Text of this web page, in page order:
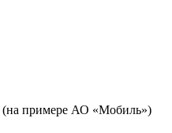
(на примере АО «Мобиль»)